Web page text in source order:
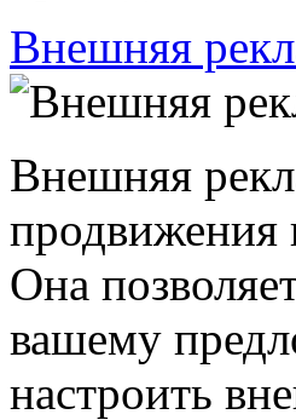
Внешняя
Внешняя
продвижения
Она
вашему
настроить